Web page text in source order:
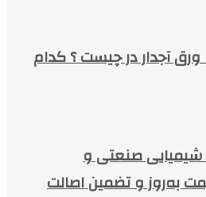
آجدار در چیست ؟ کدام
شیمیایی صنعتی و
به‌روز و تضمین اصالت